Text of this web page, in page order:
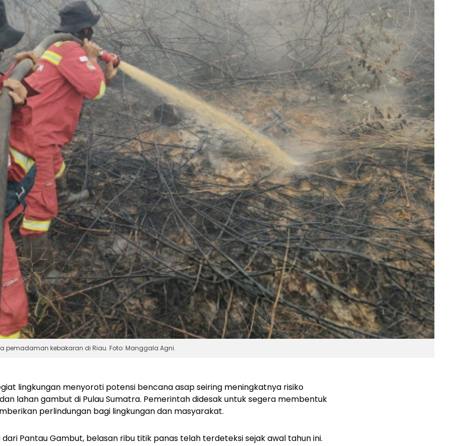
pemadaman kebakaran di Riau. Foto: Manggala Agni.
lingkungan menyoroti potensi bencana asap seiring meningkatnya risiko
lahan gambut di Pulau Sumatra. Pemerintah didesak untuk segera membentuk
perlindungan bagi lingkungan dan masyarakat.
Pantau Gambut, belasan ribu titik panas telah terdeteksi sejak awal tahun ini.